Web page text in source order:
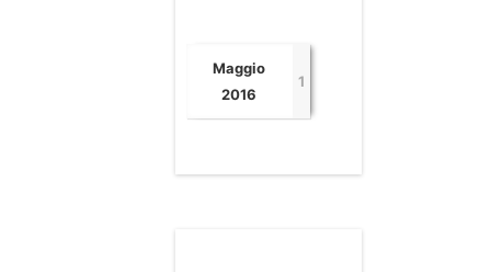
Maggio
2016
1